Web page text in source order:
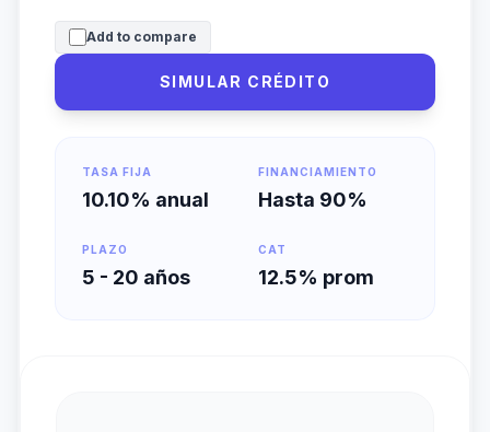
Add to compare
SIMULAR CRÉDITO
TASA FIJA
10.10% anual
FINANCIAMIENTO
Hasta 90%
PLAZO
5 - 20 años
CAT
12.5% prom